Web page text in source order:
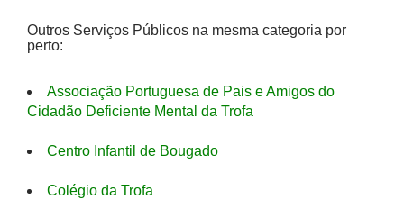
Outros Serviços Públicos na mesma categoria por
perto:
Associação Portuguesa de Pais e Amigos do
Cidadão Deficiente Mental da Trofa
Centro Infantil de Bougado
Colégio da Trofa